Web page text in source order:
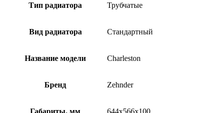
Тип радиатора Трубчатые
Вид радиатора Стандартный
Название модели Charleston
Бренд Zehnder
Габариты, мм 644x566x100